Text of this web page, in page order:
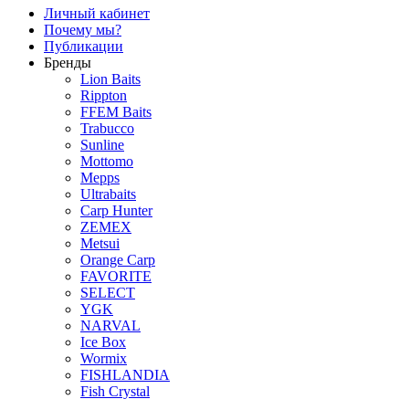
Личный кабинет
Почему мы?
Публикации
Бренды
Lion Baits
Rippton
FFEM Baits
Trabucco
Sunline
Mottomo
Mepps
Ultrabaits
Carp Hunter
ZEMEX
Metsui
Orange Carp
FAVORITE
SELECT
YGK
NARVAL
Ice Box
Wormix
FISHLANDIA
Fish Crystal